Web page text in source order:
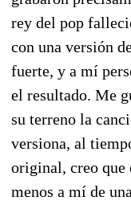
rey del pop
con una versión
fuerte, y a mí
el resultado. Me
su terreno la
versiona, al
original, creo que
menos a mí de